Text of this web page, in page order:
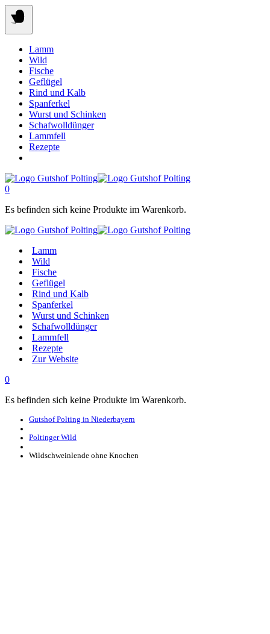
Springe
zum
Inhalt
Lamm
Wild
Fische
Geflügel
Rind und Kalb
Spanferkel
Wurst und Schinken
Schafwolldünger
Lammfell
Rezepte
0
Es befinden sich keine Produkte im Warenkorb.
Lamm
Wild
Fische
Geflügel
Rind und Kalb
Spanferkel
Wurst und Schinken
Schafwolldünger
Lammfell
Rezepte
Zur Website
0
Es befinden sich keine Produkte im Warenkorb.
Gutshof Polting in Niederbayern
Poltinger Wild
Wildschweinlende ohne Knochen